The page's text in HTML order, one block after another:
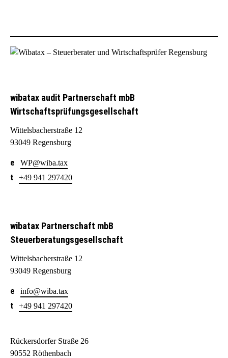
wibatax audit Partnerschaft mbB
Wirtschaftsprüfungsgesellschaft
Wittelsbacherstraße 12
93049 Regensburg
WP@wiba.tax
+49 941 297420
wibatax Partnerschaft mbB
Steuerberatungsgesellschaft
Wittelsbacherstraße 12
93049 Regensburg
info@wiba.tax
+49 941 297420
Rückersdorfer Straße 26
90552 Röthenbach